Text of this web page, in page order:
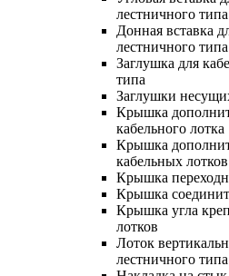
лестничного типа
Донная вставка
лестничного типа
Заглушка для
типа
Заглушки
Крышка
кабельного лотка
Крышка
кабельных лотков
Крышка
Крышка
Крышка угла
лотков
Лоток
лестничного типа